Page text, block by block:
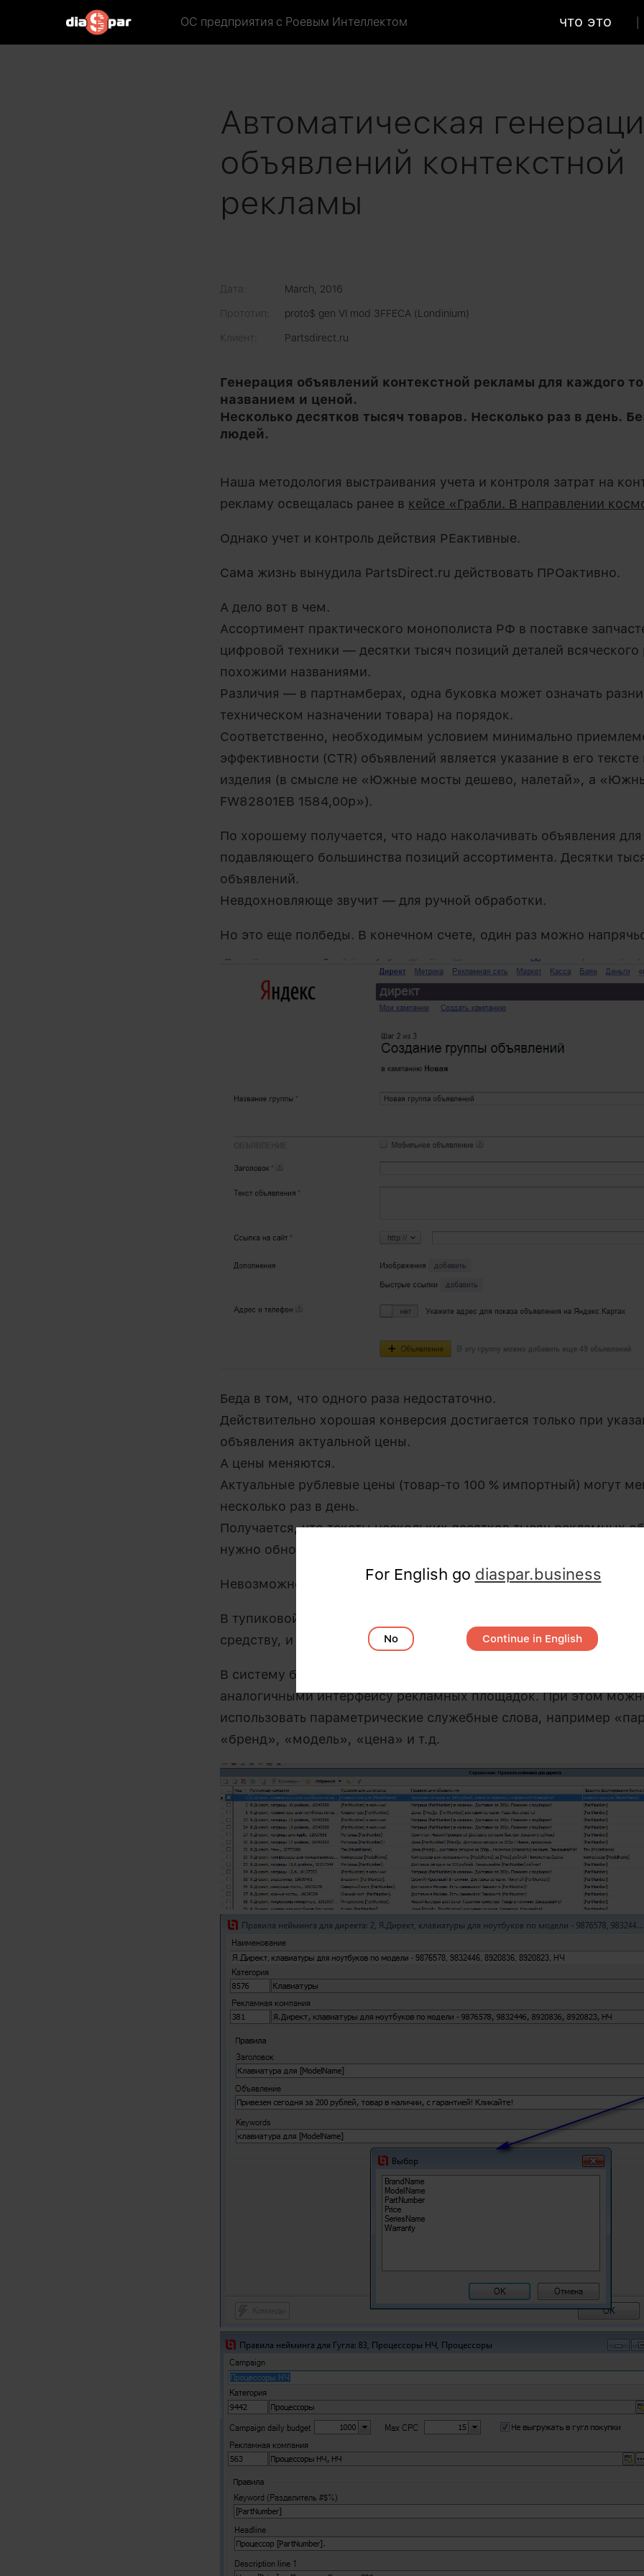
ОС предприятия с Роевым Интеллектом что это
Автоматическая
объявлений контекстной
рекламы
Дата: March, 2016
Прототип: proto$ gen VI mod 3FFECA (Londinium)
Клиент: Partsdirect.ru
Генерация объявлений контекстной рекламы для каждого
названием и ценой.
Несколько десятков тысяч товаров. Несколько раз в день.
людей.
Наша методология выстраивания учета и контроля затрат на
рекламу освещалась ранее в кейсе «Грабли. В направлении
Однако учет и контроль действия РЕактивные.
Сама жизнь вынудила PartsDirect.ru действовать ПРОактивно.
А дело вот в чем.
Ассортимент практического монополиста РФ в поставке
цифровой техники — десятки тысяч позиций деталей всяческого
похожими названиями.
Различия — в партнамберах, одна буковка может означать
техническом назначении товара) на порядок.
Соответственно, необходимым условием минимально
эффективности (CTR) объявлений является указание в его
изделия (в смысле не «Южные мосты дешево, налетай», а
FW82801EB 1584,00р»).
По хорошему получается, что надо наколачивать объявления для
подавляющего большинства позиций ассортимента. Десятки
объявлений.
Невдохновляюще звучит — для ручной обработки.
Но это еще полбеды. В конечном счете, один раз можно
Беда в том, что одного раза недостаточно.
Действительно хорошая конверсия достигается только при
объявления актуальной цены.
А цены меняются.
Актуальные рублевые цены (товар-то 100 % импортный) могут
несколько раз в день.
Получается, что тексты нескольких десятков тысяч рекламных
нужно обновлять ежедневно и не по одному разу.
Невозможность чего в ручном исполнении очевидна.
В тупиковой ситуации партсдирект решил прибегнуть к
средству, и призвали на помощь dia$par.
В систему был добавлен справочник настроек шаблонов
аналогичными интерфейсу рекламных площадок. При этом
использовать параметрические служебные слова, например
«бренд», «модель», «цена» и т.д.
For English go diaspar.business
No Continue in English